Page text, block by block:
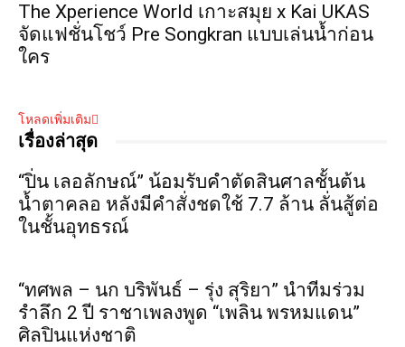
​The Xperience World เกาะสมุย x Kai UKAS
จัดแฟชั่นโชว์ Pre Songkran แบบเล่นน้ำก่อน
ใคร
โหลดเพิ่มเติม
เรื่องล่าสุด
“ปิ่น เลอลักษณ์” น้อมรับคำตัดสินศาลชั้นต้น
น้ำตาคลอ หลังมีคำสั่งชดใช้ 7.7 ล้าน ลั่นสู้ต่อ
ในชั้นอุทธรณ์
“ทศพล – นก บริพันธ์ – รุ่ง สุริยา” นำทีมร่วม
รำลึก 2 ปี ราชาเพลงพูด “เพลิน พรหมแดน”
ศิลปินแห่งชาติ